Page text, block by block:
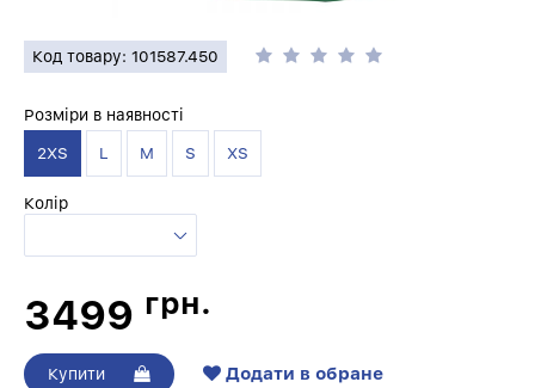
Код товару: 101587.450
Розміри в наявності
2XS
L M S XS
Колір
3499 грн.
Купити Додати в обране